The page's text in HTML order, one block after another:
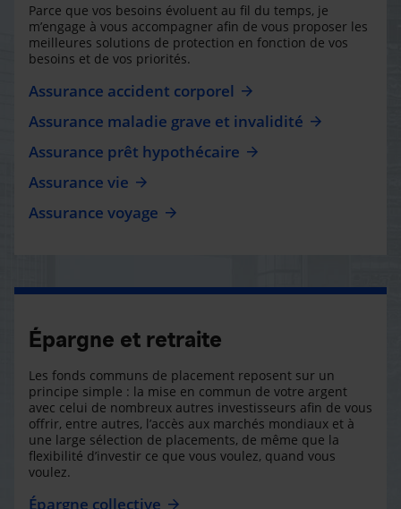
Parce que vos besoins évoluent au fil du temps, je
m’engage à vous accompagner afin de vous proposer les
meilleures solutions de protection en fonction de vos
besoins et de vos priorités.
Assurance accident corporel
Assurance maladie grave et invalidité
Assurance prêt hypothécaire
Assurance vie
Assurance voyage
Épargne et retraite
Les fonds communs de placement reposent sur un
principe simple : la mise en commun de votre argent
avec celui de nombreux autres investisseurs afin de vous
offrir, entre autres, l’accès aux marchés mondiaux et à
une large sélection de placements, de même que la
flexibilité d’investir ce que vous voulez, quand vous
voulez.
Épargne collective